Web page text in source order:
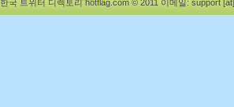
한국 트위터 디렉토리 hotflag.com © 2011 이메일: support